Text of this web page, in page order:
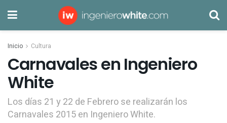
Inicio Cultura
Carnavales en Ingeniero
White
Los días 21 y 22 de Febrero se realizarán los
Carnavales 2015 en Ingeniero White.